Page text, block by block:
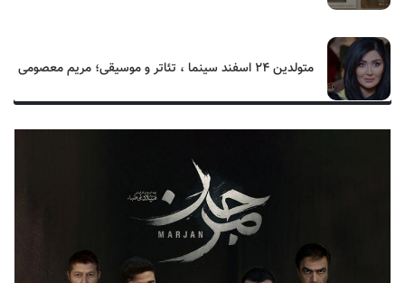
متولدین ۲۴ اسفند سینما ، تئاتر و موسیقی؛ مریم معصومی